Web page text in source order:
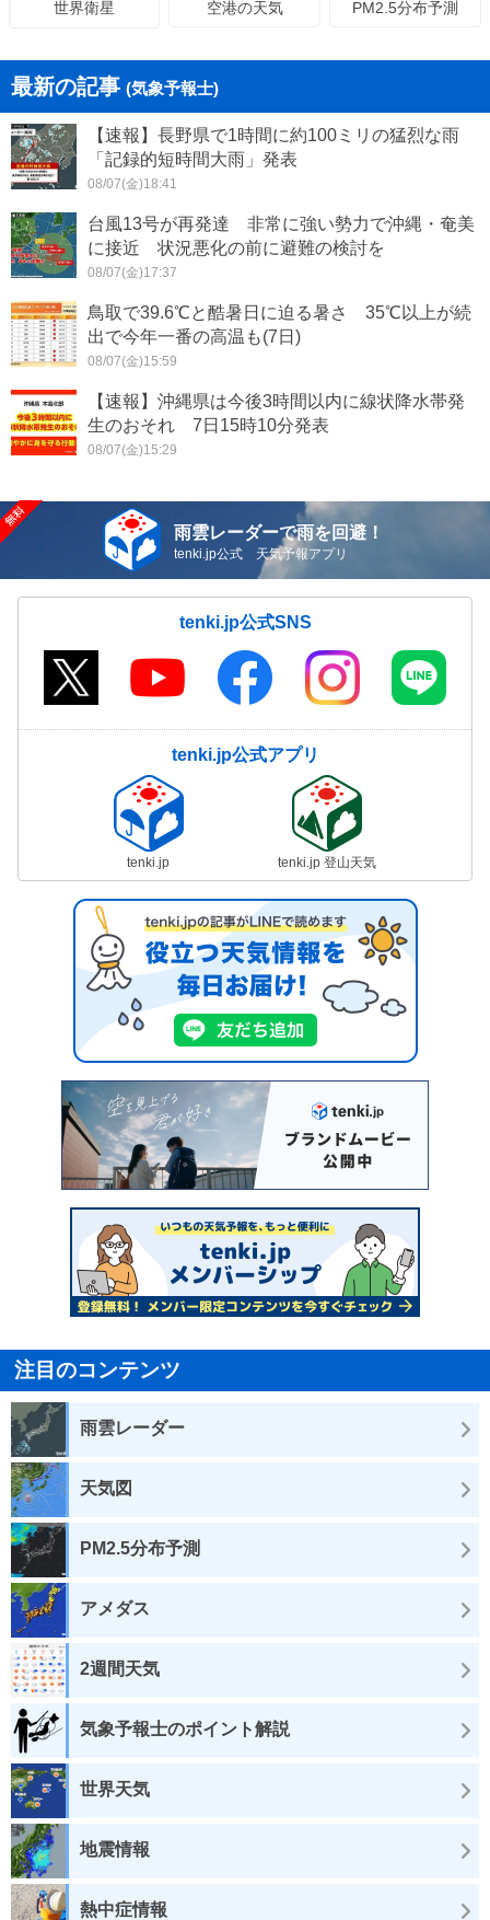
世界衛星 空港の天気 PM2.5分布予測
最新の記事 (気象予報士)
【速報】長野県で1時間に約100ミリの猛烈な雨
「記録的短時間大雨」発表
08/07(金)18:41
台風13号が再発達 非常に強い勢力で沖縄・奄美
に接近 状況悪化の前に避難の検討を
08/07(金)17:37
鳥取で39.6℃と酷暑日に迫る暑さ 35℃以上が続
出で今年一番の高温も(7日)
08/07(金)15:59
【速報】沖縄県は今後3時間以内に線状降水帯発
生のおそれ 7日15時10分発表
08/07(金)15:29
雨雲レーダーで雨を回避！
tenki.jp公式 天気予報アプリ
tenki.jp公式SNS
tenki.jp公式アプリ
tenki.jp tenki.jp 登山天気
注目のコンテンツ
雨雲レーダー
天気図
PM2.5分布予測
アメダス
2週間天気
気象予報士のポイント解説
世界天気
地震情報
熱中症情報